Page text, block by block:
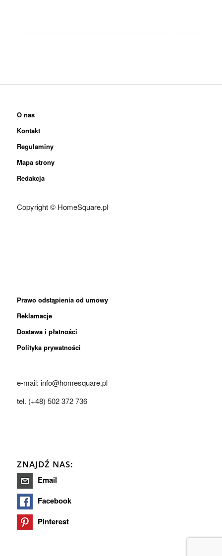
O nas
Kontakt
Regulaminy
Mapa strony
Redakcja
Copyright © HomeSquare.pl
Prawo odstąpienia od umowy
Reklamacje
Dostawa i płatności
Polityka prywatności
e-mail: info@homesquare.pl
tel. (+48) 502 372 736
ZNAJDŹ NAS:
Email
Facebook
Pinterest